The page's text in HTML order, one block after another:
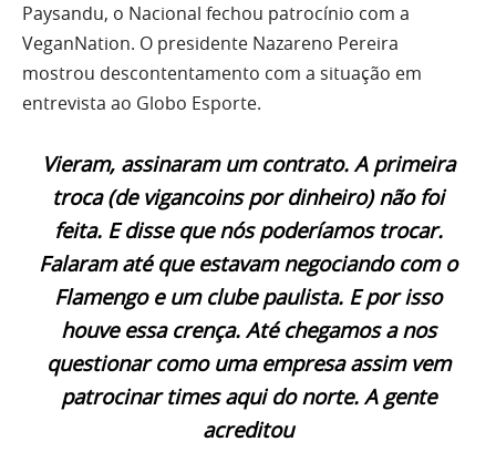
Paysandu, o Nacional fechou patrocínio com a
VeganNation. O presidente Nazareno Pereira
mostrou descontentamento com a situação em
entrevista ao Globo Esporte.
Vieram, assinaram um contrato. A primeira
troca (de vigancoins por dinheiro) não foi
feita. E disse que nós poderíamos trocar.
Falaram até que estavam negociando com o
Flamengo e um clube paulista. E por isso
houve essa crença. Até chegamos a nos
questionar como uma empresa assim vem
patrocinar times aqui do norte. A gente
acreditou